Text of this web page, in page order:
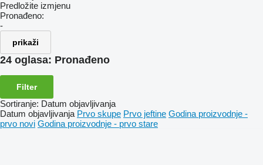
Predložite izmjenu
Pronađeno:
-
prikaži
24 oglasa: Pronađeno
Filter
Sortiranje: Datum objavljivanja
Datum objavljivanja Prvo skupe Prvo jeftine Godina proizvodnje -
prvo novi Godina proizvodnje - prvo stare